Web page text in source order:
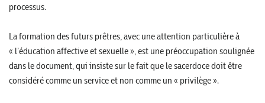
processus.
La formation des futurs prêtres, avec une attention particulière à
« l’éducation affective et sexuelle », est une préoccupation soulignée
dans le document, qui insiste sur le fait que le sacerdoce doit être
considéré comme un service et non comme un « privilège ».